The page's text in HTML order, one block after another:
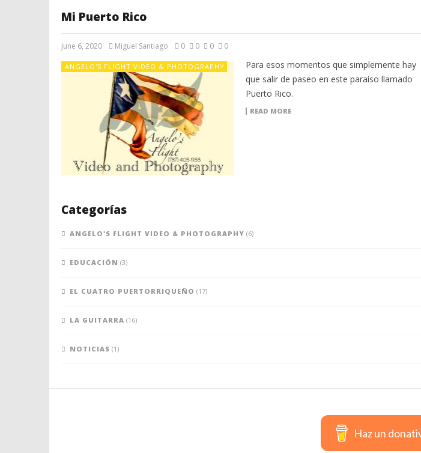
Mi Puerto Rico
June 6, 2020 Miguel Santiago 0 0 0 0
ANGELO'S FLIGHT VIDEO & PHOTOGRAPHY
Para esos momentos que simplemente hay
que salir de paseo en este paraíso llamado
Puerto Rico.
READ MORE
Categorías
ANGELO'S FLIGHT VIDEO & PHOTOGRAPHY (6)
EDUCACIÓN (3)
EL CUATRO PUERTORRIQUEÑO (17)
LA GUITARRA (16)
NOTICIAS (1)
Haz un